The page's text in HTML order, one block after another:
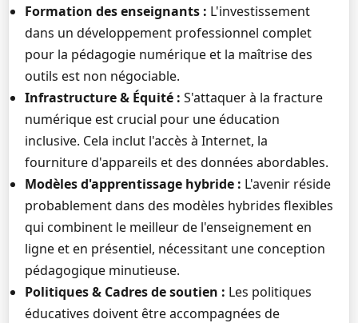
Formation des enseignants : L'investissement
dans un développement professionnel complet
pour la pédagogie numérique et la maîtrise des
outils est non négociable.
Infrastructure & Équité : S'attaquer à la fracture
numérique est crucial pour une éducation
inclusive. Cela inclut l'accès à Internet, la
fourniture d'appareils et des données abordables.
Modèles d'apprentissage hybride : L'avenir réside
probablement dans des modèles hybrides flexibles
qui combinent le meilleur de l'enseignement en
ligne et en présentiel, nécessitant une conception
pédagogique minutieuse.
Politiques & Cadres de soutien : Les politiques
éducatives doivent être accompagnées de